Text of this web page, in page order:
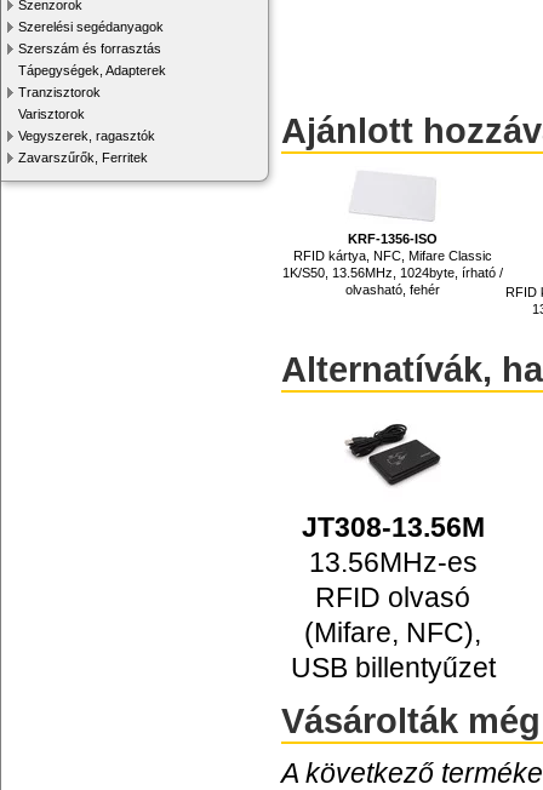
Szenzorok
Szerelési segédanyagok
Szerszám és forrasztás
Tápegységek, Adapterek
Tranzisztorok
Varisztorok
Vegyszerek, ragasztók
Zavarszűrők, Ferritek
Ajánlott
KRF-1356-ISO
RFID kártya, NFC, Mifare Classic
1K/S50, 13.56MHz, 1024byte, írható /
olvasható, fehér
RFID
Alternatívák,
JT308-13.56M
13.56MHz-es
RFID olvasó
(Mifare, NFC),
USB billentyűzet
Vásárolták még
A következő